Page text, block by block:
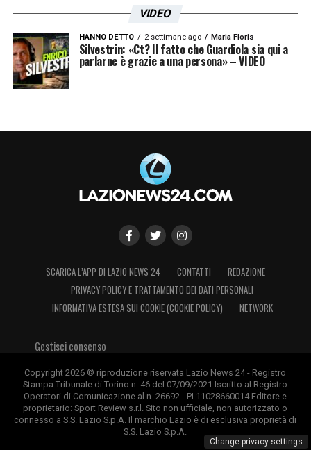
VIDEO
HANNO DETTO 2 settimane ago Maria Floris
Silvestrin: «Ct? Il fatto che Guardiola sia qui a
parlarne è grazie a una persona» – VIDEO
SCARICA L’APP DI LAZIO NEWS 24 CONTATTI
REDAZIONE
PRIVACY POLICY E TRATTAMENTO DEI DATI PERSONALI
INFORMATIVA ESTESA SUI COOKIE (COOKIE POLICY)
NETWORK
Gestisci consenso
Copyright 2026 © riproduzione riservata Lazio News 24 - Registro
Stampa Tribunale di Torino n. 46 del 07/09/2021 Iscritto al Registro
Operatori di Comunicazione al n. 26692 - PI 11028660014 Editore e
proprietario: Sport Review s.r.l. Sito non ufficiale, non autorizzato o
connesso a S.S. Lazio S.p.A. Il marchio Lazio è di esclusiva proprietà di
S.S. Lazio S.p.A.
Change privacy settings